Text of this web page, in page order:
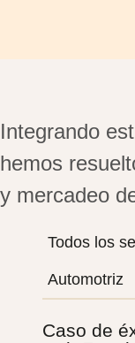
Integrando
hemos
y mercadeo
Caso de